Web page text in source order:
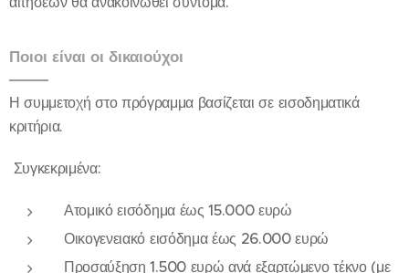
Ποιοι είναι οι δικαιούχοι
Η συμμετοχή στο πρόγραμμα βασίζεται σε εισοδηματικά
κριτήρια.
Συγκεκριμένα:
Ατομικό εισόδημα έως 15.000 ευρώ
Οικογενειακό εισόδημα έως 26.000 ευρώ
Προσαύξηση 1.500 ευρώ ανά εξαρτώμενο τέκνο (με